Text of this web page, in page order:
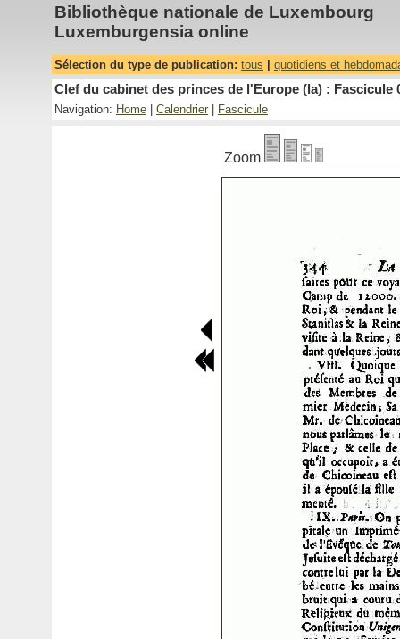
Bibliothèque nationale de Luxembourg
Luxemburgensia online
Sélection du type de publication: tous quotidiens et
Clef du cabinet des princes de l'Europe (la) : Fascicule
Navigation: Home Calendrier Fascicule
Zoom